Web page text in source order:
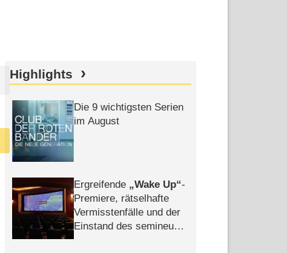
Highlights
Die 9 wichtigsten Serien
im August
Ergreifende Wake Up -
Premiere, rätselhafte
Vermisstenfälle und der
Einstand des semineuen